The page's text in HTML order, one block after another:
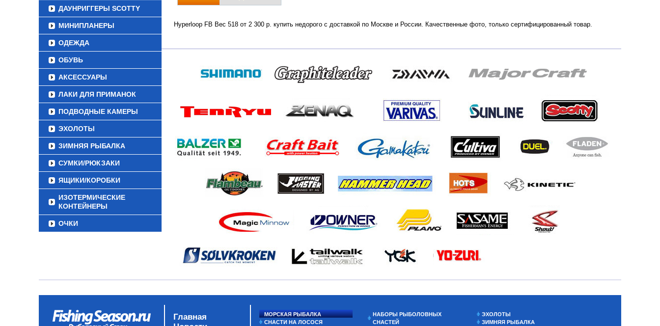
ДАУНРИГГЕРЫ SCOTTY
МИНИПЛАНЕРЫ
ОДЕЖДА
ОБУВЬ
АКСЕССУАРЫ
ЛАКИ ДЛЯ ПРИМАНОК
ПОДВОДНЫЕ КАМЕРЫ
ЭХОЛОТЫ
ЗИМНЯЯ РЫБАЛКА
СУМКИ/РЮКЗАКИ
ЯЩИКИ/КОРОБКИ
ИЗОТЕРМИЧЕСКИЕ
КОНТЕЙНЕРЫ
ОЧКИ
Hyperloop FB Вес 518 от 2 300 р. купить недорого с доставкой по Москве и России. Качественные фото, только сертифицированный товар.
Главная
МОРСКАЯ РЫБАЛКА
СНАСТИ НА ЛОСОСЯ
НАБОРЫ РЫБОЛОВНЫХ
СНАСТЕЙ
ЭХОЛОТЫ
ЗИМНЯЯ РЫБАЛКА